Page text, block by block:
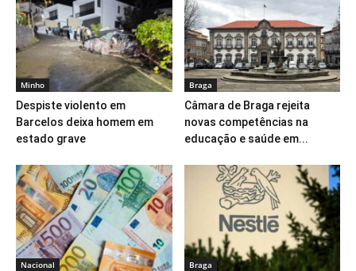
Minho
Despiste violento em
Barcelos deixa homem em
estado grave
Braga
Câmara de Braga rejeita
novas competências na
educação e saúde em...
Nacional Braga